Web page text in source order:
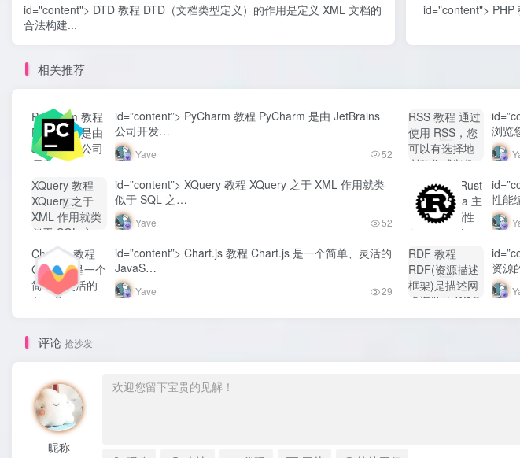
id="content"> DTD 教程 DTD（文档类型定义）的作用是定义 XML 文档的
合法构建...
id="content"> PHP
相关推荐
PyCharm 教程
PyCharm 是由
JetBrains 公司
开发...-
Yave520-专业
开发者社区"
class="lazyload
fit-cover
id=”content”> PyCharm 教程 PyCharm 是由 JetBrains
公司开发…
Yave 52
RSS 教程 通过
使用 RSS，您
可以有选择地
浏览您感兴趣
的以及与您的
工...-Yave520-
专业开发者社
区"
fit-cover
radius8">
浏览
XQuery 教程
XQuery 之于
XML 作用就类
似于 SQL 之...-
Yave520-专业
开发者社区"
class="lazyload
fit-cover
id=”content”> XQuery 教程 XQuery 之于 XML 作用就类
似于 SQL 之…
Yave 52
Rust 教程 Rust
是由 Mozilla 主
导开发的高性
能编译型编...-
Yave520-专业
开发者社区"
class="lazyload
fit-cover
性能
Chart.js 教程
Chart.js 是一个
简单、灵活的
JavaS...-
class="lazyload
radius8">
id=”content”> Chart.js 教程 Chart.js 是一个简单、灵活的
JavaS…
Yave 29
RDF 教程
RDF(资源描述
框架)是描述网
络资源的 W3C
标准, ，...-
class="lazyload
资源
评论 抢沙发
昵称